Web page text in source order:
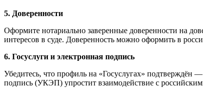
5. Доверенности
Оформите нотариально заверенные доверенности на
интересов в суде. Доверенность можно оформить в
6. Госуслуги и электронная подпись
Убедитесь, что профиль на «Госуслугах» подтверждён
подпись (УКЭП) упростит взаимодействие с